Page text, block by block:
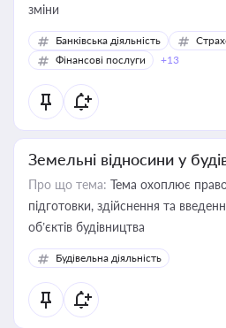
зміни
Банківська діяльність
Фінансові послуги
+13
Земельні відносини у
Про що тема: Тема охоплює
підготовки, здійснення та
об’єктів будівництва
Будівельна діяльність